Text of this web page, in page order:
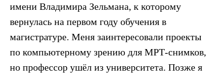
имени Владимира Зельмана, к которому
вернулась на первом году обучения в
магистратуре. Меня заинтересовали проекты
по компьютерному зрению для МРТ-снимков,
но профессор ушёл из университета. Позже я